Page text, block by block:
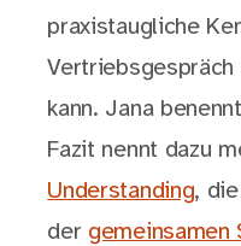
praxistaugliche
kann. Jana
Fazit nennt dazu
Understanding,
der gemeinsamen